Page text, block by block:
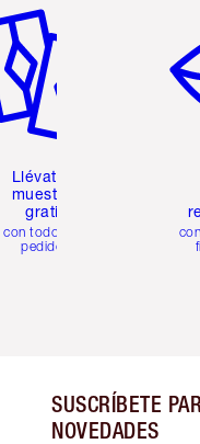
Llévate 2
muestras
gratis
con todos los
pedidos
SUSCRÍBETE
NOVEDADES